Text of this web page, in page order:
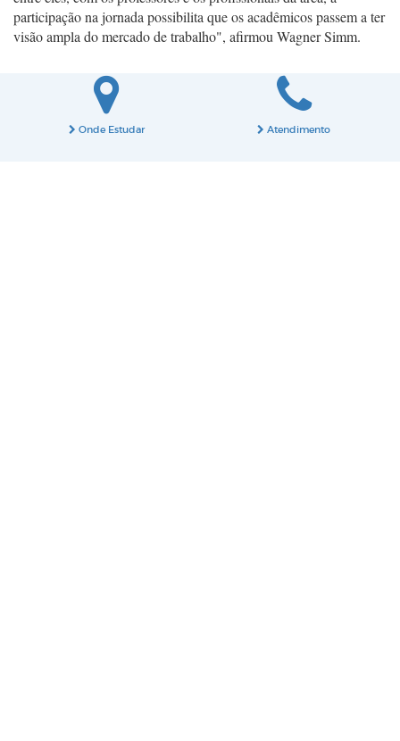
participação na jornada possibilita que os acadêmicos passem a ter
visão ampla do mercado de trabalho", afirmou Wagner Simm.
Onde Estudar Atendimento